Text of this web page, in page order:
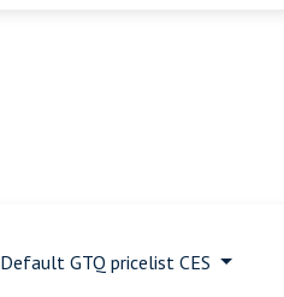
Default GTQ pricelist CES